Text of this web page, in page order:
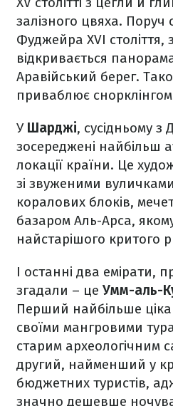
залізного цвяха. Поруч
Фуджейра XVI століття,
відкривається
Аравійський берег.
приваблює снорклінгом
У Шарджі, сусідньому з
зосереджені найбільш
локації країни. Це
зі звуженими
коралових блоків,
базаром Аль-Арса,
найстарішого критого
І останні два емірати,
згадали – це Умм-аль-
Перший найбільше
своїми мангровими
старим археологічним
другий, найменший у
бюджетних туристів,
значно дешевше